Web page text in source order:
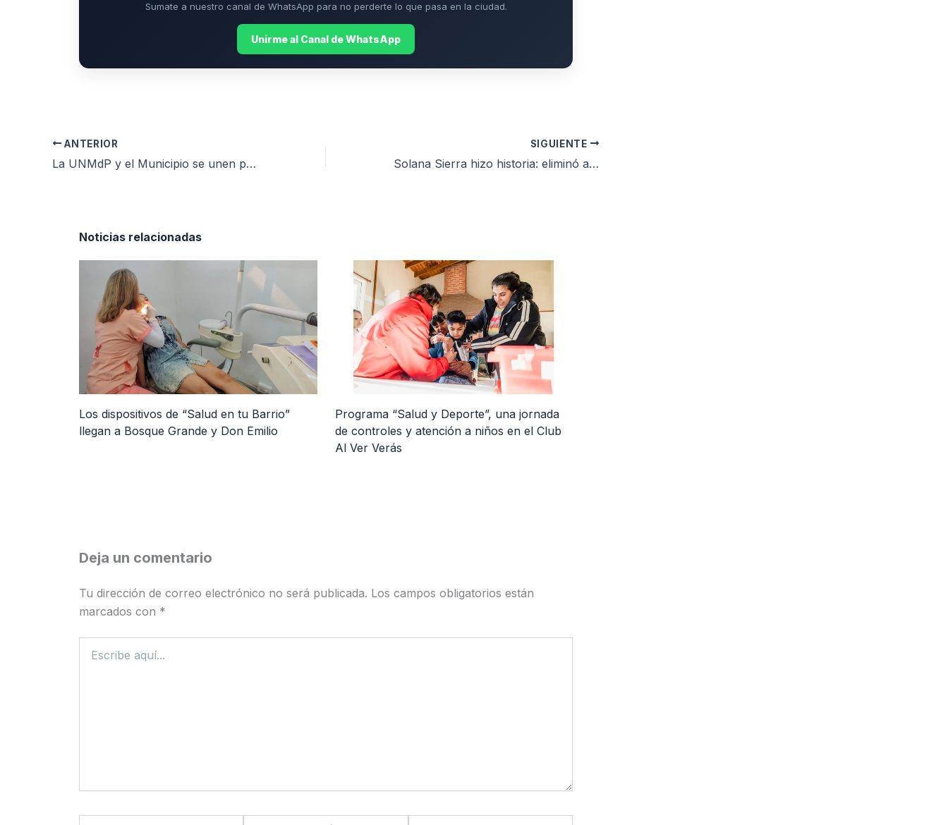
Sumate a nuestro canal de WhatsApp para no perderte lo que pasa en la ciudad.
Unirme al Canal de WhatsApp
ANTERIOR
La UNMdP y el Municipio se unen para potenciar la formación laboral
SIGUIENTE
Solana Sierra hizo historia: eliminó a la finalista de Roland Garros Jasmine Paolini
Noticias relacionadas
Los dispositivos de “Salud en tu Barrio”
llegan a Bosque Grande y Don Emilio
Programa “Salud y Deporte”, una jornada
de controles y atención a niños en el Club
Al Ver Verás
Deja un comentario
Tu dirección de correo electrónico no será publicada. Los campos obligatorios están
marcados con *
aquí...